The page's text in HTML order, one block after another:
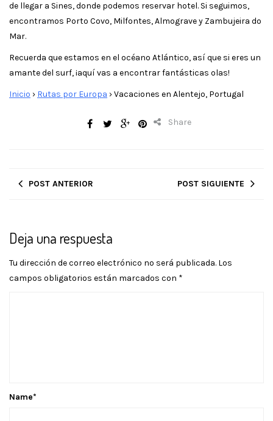
de llegar a Sines, donde podemos reservar hotel. Si seguimos,
encontramos Porto Covo, Milfontes, Almograve y Zambujeira do
Mar.
Recuerda que estamos en el océano Atlántico, así que si eres un
amante del surf, ¡aquí vas a encontrar fantásticas olas!
Inicio › Rutas por Europa ›Vacaciones en Alentejo, Portugal
Share
POST ANTERIOR POST SIGUIENTE
Deja una respuesta
Tu dirección de correo electrónico no será publicada. Los
campos obligatorios están marcados con *
Name*